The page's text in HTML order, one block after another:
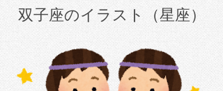
双子座のイラスト（星座）